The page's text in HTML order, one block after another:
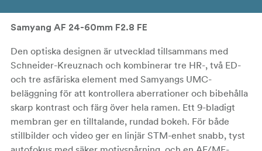
Samyang AF 24-60mm F2.8 FE
Den optiska designen är utvecklad tillsammans med
Schneider-Kreuznach och kombinerar tre HR-, två ED-
och tre asfäriska element med Samyangs UMC-
beläggning för att kontrollera aberrationer och bibehålla
skarp kontrast och färg över hela ramen. Ett 9-bladigt
membran ger en tilltalande, rundad bokeh. För både
stillbilder och video ger en linjär STM-enhet snabb, tyst